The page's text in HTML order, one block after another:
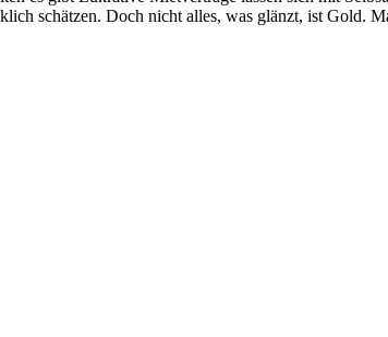
schätzen. Doch nicht alles, was glänzt, ist Gold.